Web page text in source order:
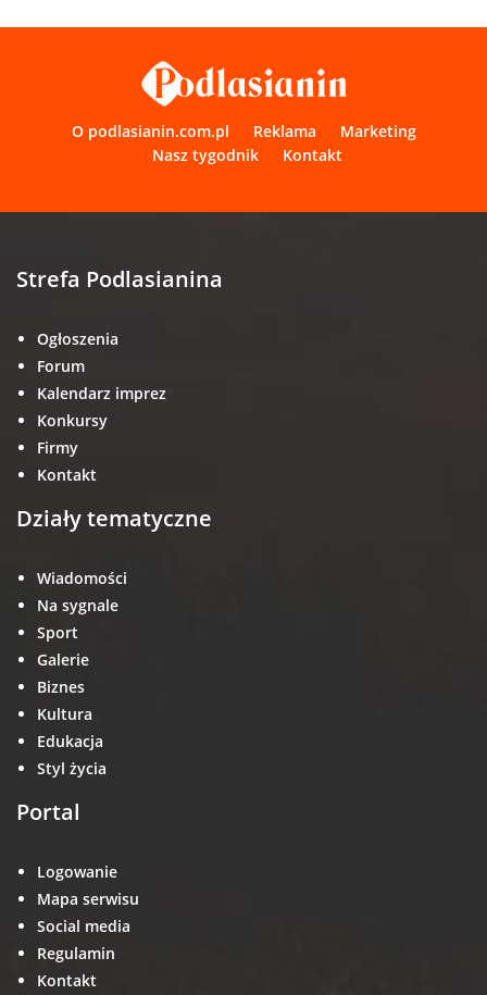
O podlasianin.com.pl Reklama
Marketing
Nasz tygodnik
Kontakt
Strefa Podlasianina
Ogłoszenia
Forum
Kalendarz imprez
Konkursy
Firmy
Kontakt
Działy tematyczne
Wiadomości
Na sygnale
Sport
Galerie
Biznes
Kultura
Edukacja
Styl życia
Portal
Logowanie
Mapa serwisu
Social media
Regulamin
Kontakt